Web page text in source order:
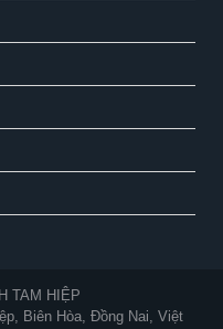
TAM HIỆP
Biên Hòa, Đồng Nai, Việt